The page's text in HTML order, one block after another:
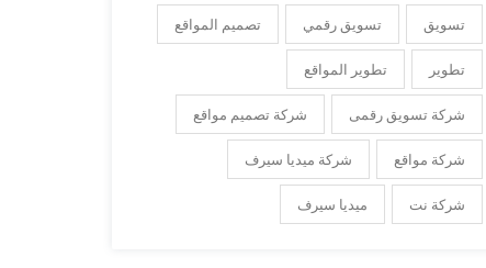
تسويق تسويق رقمي تصميم المواقع
تطوير تطوير المواقع
شركة تسويق رقمى شركة تصميم مواقع
شركة مواقع شركة ميديا سيرف
شركة نت ميديا سيرف